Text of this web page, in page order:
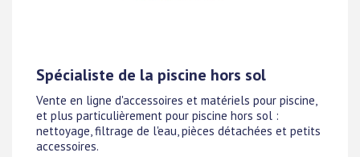
Spécialiste de la piscine hors sol
Vente en ligne d'accessoires et matériels pour piscine,
et plus particulièrement pour piscine hors sol :
nettoyage, filtrage de l'eau, pièces détachées et petits
accessoires.